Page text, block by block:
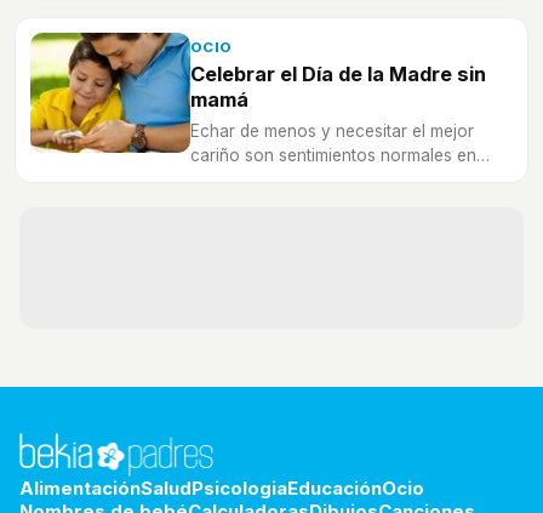
son adultos.
OCIO
Celebrar el Día de la Madre sin
mamá
Echar de menos y necesitar el mejor
cariño son sentimientos normales en
AlimentaciónSaludPsicologiaEducaciónOcio